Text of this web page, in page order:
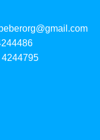
4244795